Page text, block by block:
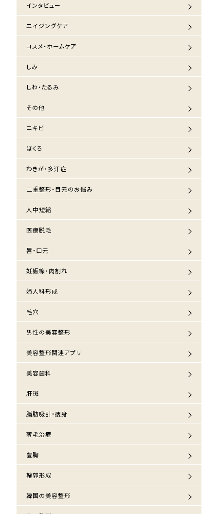
インタビュー
エイジングケア
コスメ・ホームケア
しみ
しわ・たるみ
その他
ニキビ
ほくろ
わきが・多汗症
二重整形・目元のお悩み
人中短縮
医療脱毛
唇・口元
妊娠線・肉割れ
婦人科形成
毛穴
男性の美容整形
美容整形関連アプリ
美容歯科
肝斑
脂肪吸引・痩身
薄毛治療
豊胸
輪郭形成
韓国の美容整形